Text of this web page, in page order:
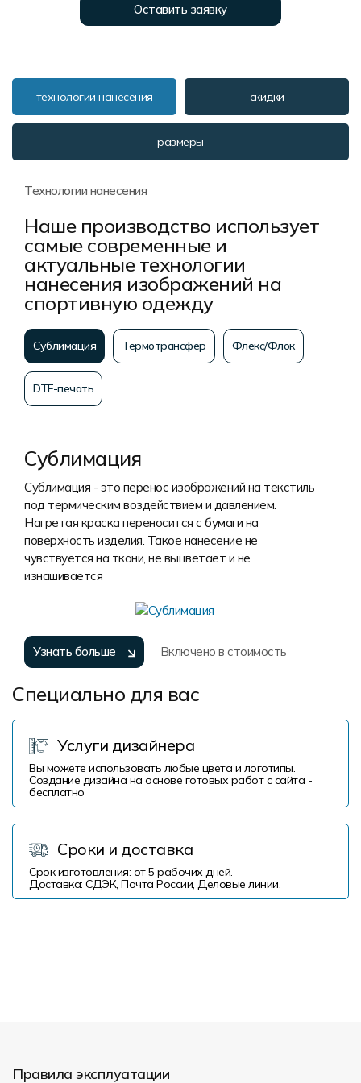
Оставить заявку
технологии нанесения скидки
размеры
Технологии нанесения
Наше производство использует
самые современные и
актуальные технологии
нанесения изображений на
спортивную одежду
Сублимация Термотрансфер Флекс/Флок
DTF-печать
Сублимация
Сублимация - это перенос изображений на текстиль
под термическим воздействием и давлением.
Нагретая краска переносится с бумаги на
поверхность изделия. Такое нанесение не
чувствуется на ткани, не выцветает и не
изнашивается
Узнать больше Включено в стоимость
Специально для вас
Услуги дизайнера
Вы можете использовать любые цвета и логотипы.
Создание дизайна на основе готовых работ с сайта -
бесплатно
Сроки и доставка
Срок изготовления: от 5 рабочих дней.
Доставка: СДЭК, Почта России, Деловые линии.
Правила эксплуатации
Форма в наличии
Система скидок и наценок
Доставка